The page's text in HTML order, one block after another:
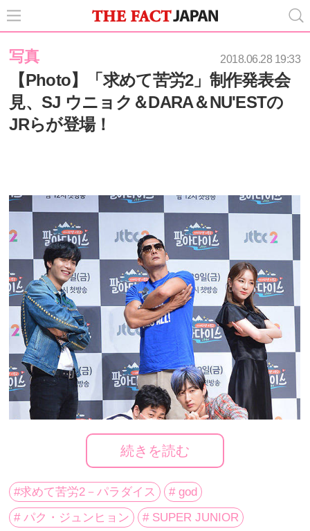
写真 2018.06.28 19:33
【Photo】「求めて苦労2」制作発表会
見、SJ ウニョク＆DARA＆NU'ESTの
JRらが登場！
続きを読む
#求めて苦労2－パラダイス
# god
# パク・ジュンヒョン
# SUPER JUNIOR